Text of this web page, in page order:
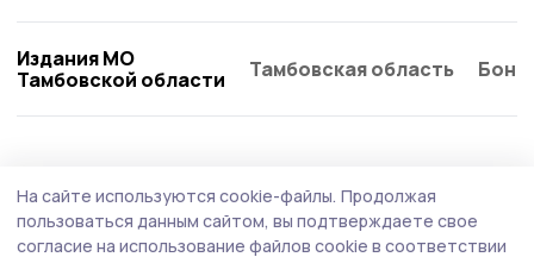
Издания МО
Тамбовской области
Тамбовская область
На сайте используются cookie-файлы. Продолжая
пользоваться данным сайтом, вы подтверждаете свое
согласие на использование файлов cookie в соответствии